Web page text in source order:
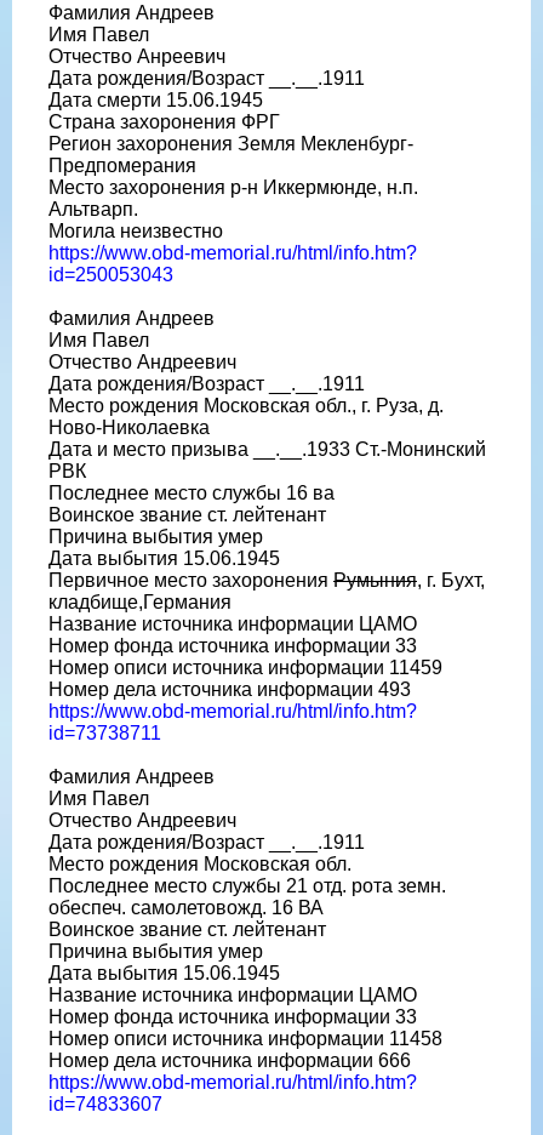
Фамилия Андреев
Имя Павел
Отчество Анреевич
Дата рождения/Возраст __.__.1911
Дата смерти 15.06.1945
Страна захоронения ФРГ
Регион захоронения Земля Мекленбург-
Предпомерания
Место захоронения р-н Иккермюнде, н.п.
Альтварп.
Могила неизвестно
https://www.obd-memorial.ru/html/info.htm?
id=250053043
Фамилия Андреев
Имя Павел
Отчество Андреевич
Дата рождения/Возраст __.__.1911
Место рождения Московская обл., г. Руза, д.
Ново-Николаевка
Дата и место призыва __.__.1933 Ст.-Монинский
РВК
Последнее место службы 16 ва
Воинское звание ст. лейтенант
Причина выбытия умер
Дата выбытия 15.06.1945
Первичное место захоронения Румыния, г. Бухт,
кладбище,Германия
Название источника информации ЦАМО
Номер фонда источника информации 33
Номер описи источника информации 11459
Номер дела источника информации 493
https://www.obd-memorial.ru/html/info.htm?
id=73738711
Фамилия Андреев
Имя Павел
Отчество Андреевич
Дата рождения/Возраст __.__.1911
Место рождения Московская обл.
Последнее место службы 21 отд. рота земн.
обеспеч. самолетовожд. 16 ВА
Воинское звание ст. лейтенант
Причина выбытия умер
Дата выбытия 15.06.1945
Название источника информации ЦАМО
Номер фонда источника информации 33
Номер описи источника информации 11458
Номер дела источника информации 666
https://www.obd-memorial.ru/html/info.htm?
id=74833607